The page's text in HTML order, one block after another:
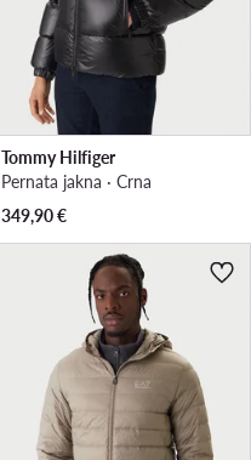
Tommy Hilfiger
Pernata jakna · Crna
349,90€